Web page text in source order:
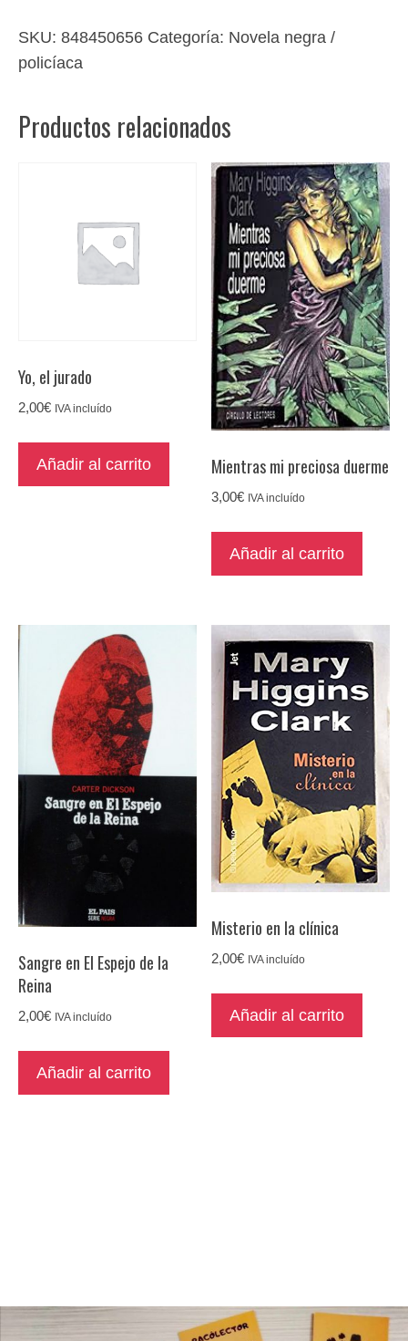
SKU: 848450656 Categoría: Novela negra /
policíaca
Productos relacionados
Yo, el jurado
2,00€ IVA incluído
Añadir al carrito Mientras mi preciosa duerme
3,00€ IVA incluído
Añadir al carrito
Sangre en El Espejo de la
Reina
2,00€ IVA incluído
Añadir al carrito
Misterio en la clínica
2,00€ IVA incluído
Añadir al carrito